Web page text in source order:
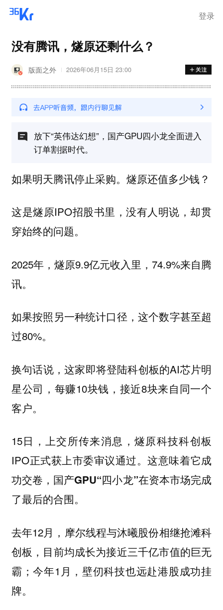
登录
没有腾讯，燧原还剩什么？
版面之外 2026年06月15日 23:00
放下“英伟达幻想”，国产GPU四小龙全面进入
订单割据时代。
如果明天腾讯停止采购。燧原还值多少钱？
这是燧原IPO招股书里，没有人明说，却贯
穿始终的问题。
2025年，燧原9.9亿元收入里，74.9%来自腾
讯。
如果按照另一种统计口径，这个数字甚至超
过80%。
换句话说，这家即将登陆科创板的AI芯片明
星公司，每赚10块钱，接近8块来自同一个
客户。
15日，上交所传来消息，燧原科技科创板
IPO正式获上市委审议通过。这意味着它成
功交卷，国产GPU“四小龙”在资本市场完成
了最后的合围。
去年12月，摩尔线程与沐曦股份相继抢滩科
创板，目前均成长为接近三千亿市值的巨无
霸；今年1月，壁仞科技也远赴港股成功挂
牌。